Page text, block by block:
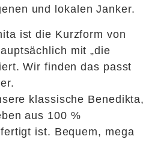
und lokalen Janker.
ist die Kurzform von
mit „die
Wir finden das passt
klassische Benedikta,
aus 100 %
ist. Bequem, mega